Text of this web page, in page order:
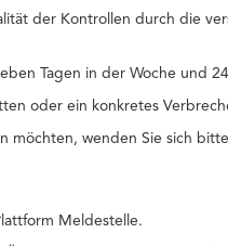
der Kontrollen durch die
Tagen in der Woche und
oder ein konkretes
möchten, wenden Sie sich
Meldestelle.